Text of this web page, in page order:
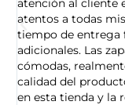
atención al cliente
atentos a todas
tiempo de entrega
adicionales. Las
cómodas,
calidad del
en esta tienda y la